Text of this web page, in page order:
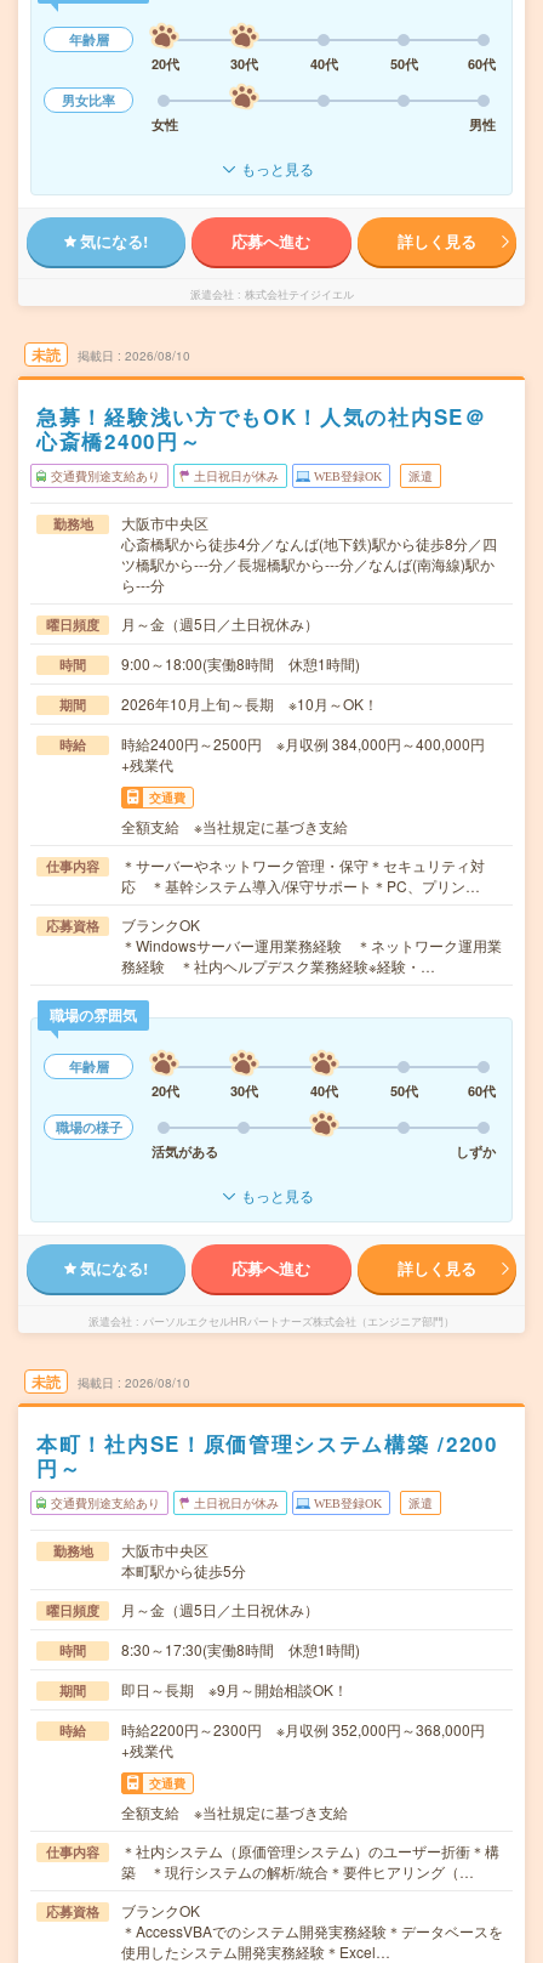
年齢層
20代
30代 40代 50代
60代
男女比率
女性
男性
もっと見る
気になる! 応募へ進む 詳しく見る
派遣会社 株式会社テイジイエル
未読 掲載日 2026/08/10
急募！経験浅い方でもOK！人気の社内SE＠
心斎橋2400円～
交通費別途支給あり 土日祝日が休み WEB登録OK 派遣
勤務地
大阪市中央区
心斎橋駅から徒歩4分／なんば(地下鉄)駅から徒歩8分／四
ツ橋駅から---分／長堀橋駅から---分／なんば(南海線)駅か
ら---分
曜日頻度 月～金（週5日／土日祝休み）
時間 9:00～18:00(実働8時間 休憩1時間)
期間 2026年10月上旬～長期 ※10月～OK！
時給
時給2400円～2500円 ※月収例 384,000円～400,000円
+残業代
交通費
全額支給 ※当社規定に基づき支給
仕事内容
＊サーバーやネットワーク管理・保守＊セキュリティ対
応 ＊基幹システム導入/保守サポート＊PC、プリン…
応募資格
ブランクOK
＊Windowsサーバー運用業務経験 ＊ネットワーク運用業
務経験 ＊社内ヘルプデスク業務経験※経験・…
職場の雰囲気
年齢層
20代
30代 40代 50代
60代
職場の様子
活気がある
しずか
もっと見る
気になる! 応募へ進む 詳しく見る
派遣会社 パーソルエクセルHRパートナーズ株式会社（エンジニア部門）
未読 掲載日 2026/08/10
本町！社内SE！原価管理システム構築 /2200
円～
交通費別途支給あり 土日祝日が休み WEB登録OK 派遣
勤務地
大阪市中央区
本町駅から徒歩5分
曜日頻度 月～金（週5日／土日祝休み）
時間 8:30～17:30(実働8時間 休憩1時間)
期間 即日～長期 ※9月～開始相談OK！
時給
時給2200円～2300円 ※月収例 352,000円～368,000円
+残業代
交通費
全額支給 ※当社規定に基づき支給
仕事内容
＊社内システム（原価管理システム）のユーザー折衝＊構
築 ＊現行システムの解析/統合＊要件ヒアリング（…
応募資格
ブランクOK
＊AccessVBAでのシステム開発実務経験＊データベースを
使用したシステム開発実務経験＊Excel…